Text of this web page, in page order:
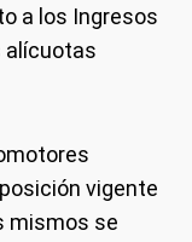
a los Ingresos
alícuotas
vigente
mismos se